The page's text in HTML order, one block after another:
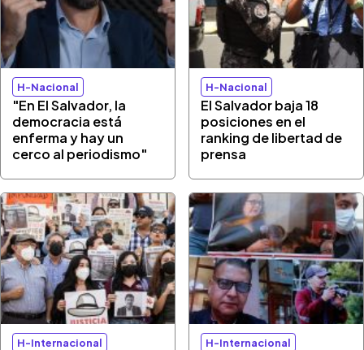
H-Nacional
"En El Salvador, la
democracia está
enferma y hay un
cerco al periodismo"
H-Nacional
El Salvador baja 18
posiciones en el
ranking de libertad de
prensa
H-Internacional H-Internacional